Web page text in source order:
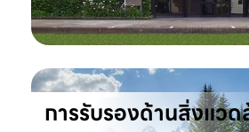
การรับรองด้านสิ่งแว